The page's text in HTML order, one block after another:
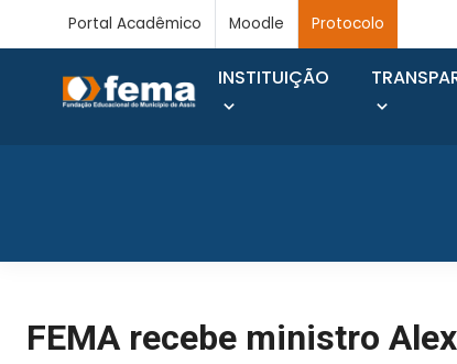
Portal Acadêmico Moodle Protocolo
INSTITUIÇÃO
FEMA recebe ministro